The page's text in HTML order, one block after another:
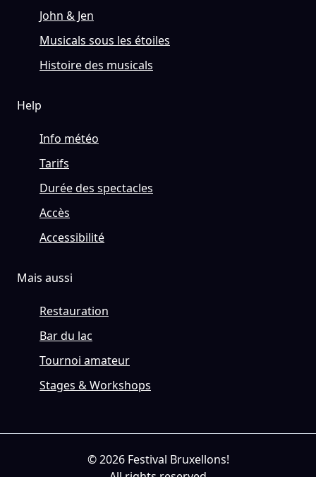
John & Jen
Musicals sous les étoiles
Histoire des musicals
Help
Info météo
Tarifs
Durée des spectacles
Accès
Accessibilité
Mais aussi
Restauration
Bar du lac
Tournoi amateur
Stages & Workshops
© 2026 Festival Bruxellons!